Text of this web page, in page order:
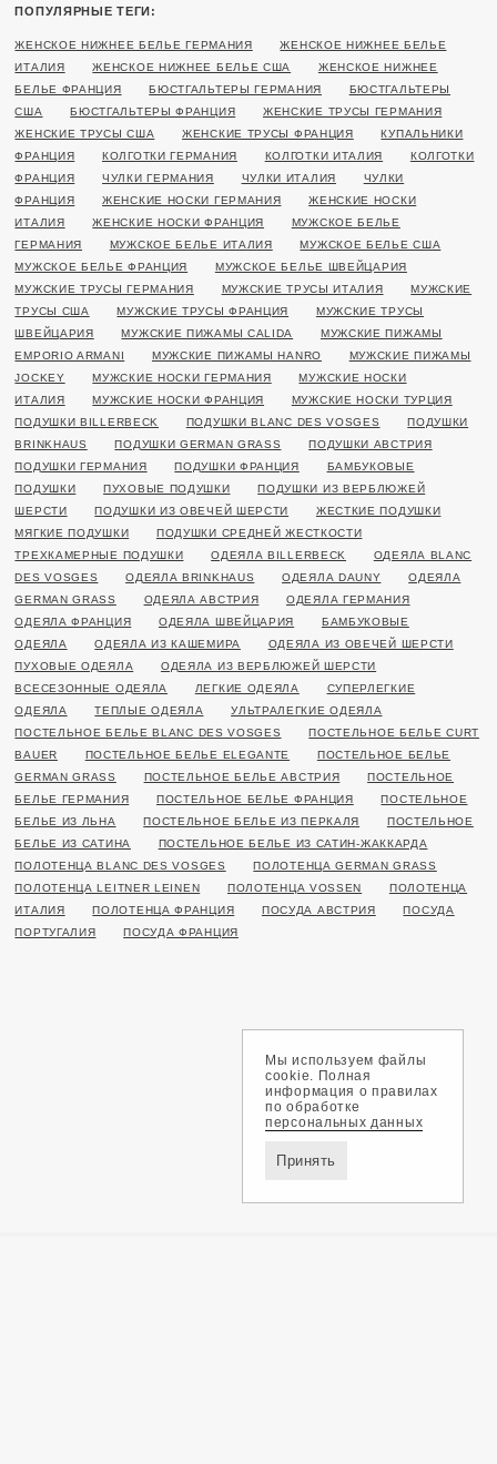
ПОПУЛЯРНЫЕ ТЕГИ:
ЖЕНСКОЕ НИЖНЕЕ БЕЛЬЕ ГЕРМАНИЯ
ЖЕНСКОЕ НИЖНЕЕ БЕЛЬЕ
ИТАЛИЯ
ЖЕНСКОЕ НИЖНЕЕ БЕЛЬЕ США
ЖЕНСКОЕ НИЖНЕЕ
БЕЛЬЕ ФРАНЦИЯ
БЮСТГАЛЬТЕРЫ ГЕРМАНИЯ
БЮСТГАЛЬТЕРЫ
США
БЮСТГАЛЬТЕРЫ ФРАНЦИЯ
ЖЕНСКИЕ ТРУСЫ ГЕРМАНИЯ
ЖЕНСКИЕ ТРУСЫ США
ЖЕНСКИЕ ТРУСЫ ФРАНЦИЯ
КУПАЛЬНИКИ
ФРАНЦИЯ
КОЛГОТКИ ГЕРМАНИЯ КОЛГОТКИ ИТАЛИЯ
КОЛГОТКИ
ФРАНЦИЯ
ЧУЛКИ ГЕРМАНИЯ ЧУЛКИ ИТАЛИЯ
ЧУЛКИ
ФРАНЦИЯ
ЖЕНСКИЕ НОСКИ ГЕРМАНИЯ
ЖЕНСКИЕ НОСКИ
ИТАЛИЯ
ЖЕНСКИЕ НОСКИ ФРАНЦИЯ
МУЖСКОЕ БЕЛЬЕ
ГЕРМАНИЯ
МУЖСКОЕ БЕЛЬЕ ИТАЛИЯ
МУЖСКОЕ БЕЛЬЕ США
МУЖСКОЕ БЕЛЬЕ ФРАНЦИЯ
МУЖСКОЕ БЕЛЬЕ ШВЕЙЦАРИЯ
МУЖСКИЕ ТРУСЫ ГЕРМАНИЯ
МУЖСКИЕ ТРУСЫ ИТАЛИЯ
МУЖСКИЕ
ТРУСЫ США
МУЖСКИЕ ТРУСЫ ФРАНЦИЯ
МУЖСКИЕ ТРУСЫ
ШВЕЙЦАРИЯ
МУЖСКИЕ ПИЖАМЫ CALIDA
МУЖСКИЕ ПИЖАМЫ
EMPORIO ARMANI
МУЖСКИЕ ПИЖАМЫ HANRO
МУЖСКИЕ ПИЖАМЫ
JOCKEY
МУЖСКИЕ НОСКИ ГЕРМАНИЯ
МУЖСКИЕ НОСКИ
ИТАЛИЯ
МУЖСКИЕ НОСКИ ФРАНЦИЯ
МУЖСКИЕ НОСКИ ТУРЦИЯ
ПОДУШКИ BILLERBECK
ПОДУШКИ BLANC DES VOSGES
ПОДУШКИ
BRINKHAUS
ПОДУШКИ GERMAN GRASS
ПОДУШКИ АВСТРИЯ
ПОДУШКИ ГЕРМАНИЯ
ПОДУШКИ ФРАНЦИЯ
БАМБУКОВЫЕ
ПОДУШКИ
ПУХОВЫЕ ПОДУШКИ
ПОДУШКИ ИЗ ВЕРБЛЮЖЕЙ
ШЕРСТИ
ПОДУШКИ ИЗ ОВЕЧЕЙ ШЕРСТИ
ЖЕСТКИЕ ПОДУШКИ
МЯГКИЕ ПОДУШКИ
ПОДУШКИ СРЕДНЕЙ ЖЕСТКОСТИ
ТРЕХКАМЕРНЫЕ ПОДУШКИ
ОДЕЯЛА BILLERBECK
ОДЕЯЛА BLANC
DES VOSGES
ОДЕЯЛА BRINKHAUS ОДЕЯЛА DAUNY
ОДЕЯЛА
GERMAN GRASS
ОДЕЯЛА АВСТРИЯ
ОДЕЯЛА ГЕРМАНИЯ
ОДЕЯЛА ФРАНЦИЯ
ОДЕЯЛА ШВЕЙЦАРИЯ
БАМБУКОВЫЕ
ОДЕЯЛА
ОДЕЯЛА ИЗ КАШЕМИРА
ОДЕЯЛА ИЗ ОВЕЧЕЙ ШЕРСТИ
ПУХОВЫЕ ОДЕЯЛА
ОДЕЯЛА ИЗ ВЕРБЛЮЖЕЙ ШЕРСТИ
ВСЕСЕЗОННЫЕ ОДЕЯЛА
ЛЕГКИЕ ОДЕЯЛА
СУПЕРЛЕГКИЕ
ОДЕЯЛА
ТЕПЛЫЕ ОДЕЯЛА
УЛЬТРАЛЕГКИЕ ОДЕЯЛА
ПОСТЕЛЬНОЕ БЕЛЬЕ BLANC DES VOSGES
ПОСТЕЛЬНОЕ БЕЛЬЕ CURT
BAUER
ПОСТЕЛЬНОЕ БЕЛЬЕ ELEGANTE
ПОСТЕЛЬНОЕ БЕЛЬЕ
GERMAN GRASS
ПОСТЕЛЬНОЕ БЕЛЬЕ АВСТРИЯ
ПОСТЕЛЬНОЕ
БЕЛЬЕ ГЕРМАНИЯ
ПОСТЕЛЬНОЕ БЕЛЬЕ ФРАНЦИЯ
ПОСТЕЛЬНОЕ
БЕЛЬЕ ИЗ ЛЬНА
ПОСТЕЛЬНОЕ БЕЛЬЕ ИЗ ПЕРКАЛЯ
ПОСТЕЛЬНОЕ
БЕЛЬЕ ИЗ САТИНА
ПОСТЕЛЬНОЕ БЕЛЬЕ ИЗ САТИН-ЖАККАРДА
ПОЛОТЕНЦА BLANC DES VOSGES
ПОЛОТЕНЦА GERMAN GRASS
ПОЛОТЕНЦА LEITNER LEINEN
ПОЛОТЕНЦА VOSSEN
ПОЛОТЕНЦА
ИТАЛИЯ
ПОЛОТЕНЦА ФРАНЦИЯ ПОСУДА АВСТРИЯ
ПОСУДА
ПОРТУГАЛИЯ
ПОСУДА ФРАНЦИЯ
Мы используем файлы
cookie. Полная
информация о правилах
по обработке
персональных данных
Принять